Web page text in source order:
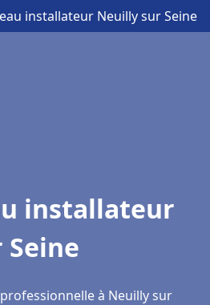
installateur Neuilly sur Seine
installateur
à Neuilly sur